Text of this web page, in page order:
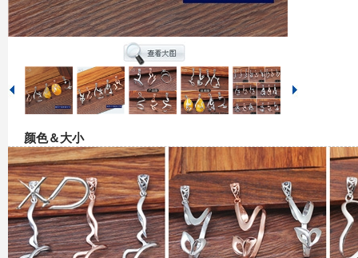
颜色＆大小